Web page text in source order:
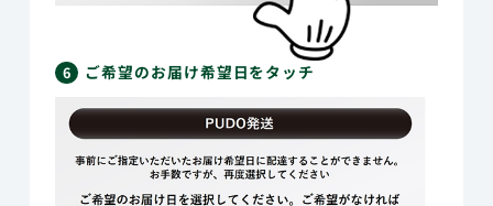
6 ご希望のお届け希望日をタッチ